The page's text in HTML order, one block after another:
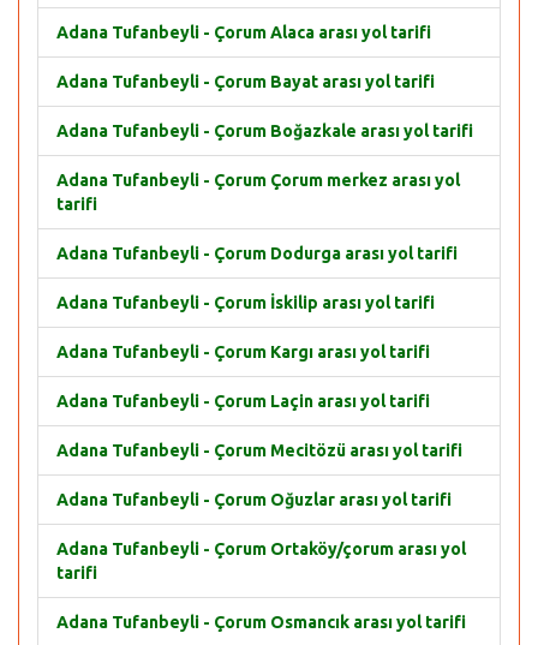
Adana Tufanbeyli - Çorum Alaca arası yol tarifi
Adana Tufanbeyli - Çorum Bayat arası yol tarifi
Adana Tufanbeyli - Çorum Boğazkale arası yol tarifi
Adana Tufanbeyli - Çorum Çorum merkez arası yol
tarifi
Adana Tufanbeyli - Çorum Dodurga arası yol tarifi
Adana Tufanbeyli - Çorum İskilip arası yol tarifi
Adana Tufanbeyli - Çorum Kargı arası yol tarifi
Adana Tufanbeyli - Çorum Laçin arası yol tarifi
Adana Tufanbeyli - Çorum Mecitözü arası yol tarifi
Adana Tufanbeyli - Çorum Oğuzlar arası yol tarifi
Adana Tufanbeyli - Çorum Ortaköy/çorum arası yol
tarifi
Adana Tufanbeyli - Çorum Osmancık arası yol tarifi